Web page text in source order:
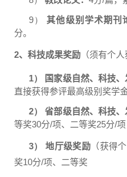
9）其他级别学术期刊
分。
2、科技成果奖励 （须有个
1） 国家级自然、科技
直接获得参评最高级别奖学金
2）省部级自然、科技
等奖30分/项、二等奖25分/
3）地厅级奖励 （获得
奖10分/项、二等奖